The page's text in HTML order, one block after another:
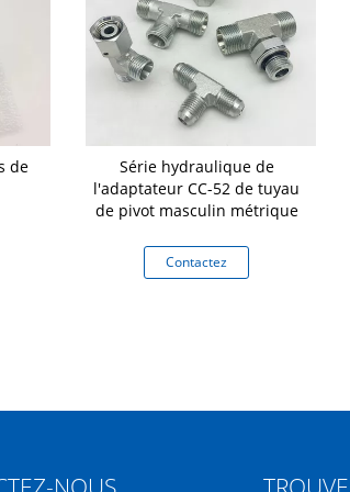
de
Série hydraulique de
l'adaptateur CC-52 de tuyau
de pivot masculin métrique
Contactez